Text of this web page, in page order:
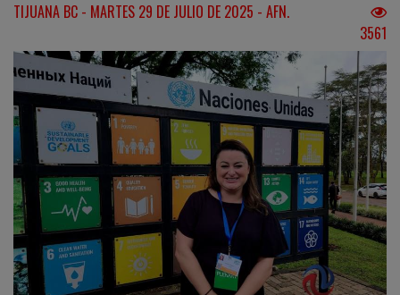
TIJUANA BC - MARTES 29 DE JULIO DE 2025 - AFN.
3561